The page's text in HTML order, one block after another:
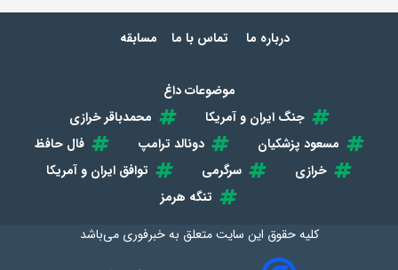
درباره ما تماس با ما مسابقه
موضوعات داغ
جنگ ایران و آمریکا
محمدباقر خرازی
مسعود پزشکیان
دونالد ترامپ
فال حافظ
خرازی
سرگرمی
توافق ایران و آمریکا
تنگه هرمز
کلیه حقوق این سایت متعلق بهخبرفوری می‌باشد